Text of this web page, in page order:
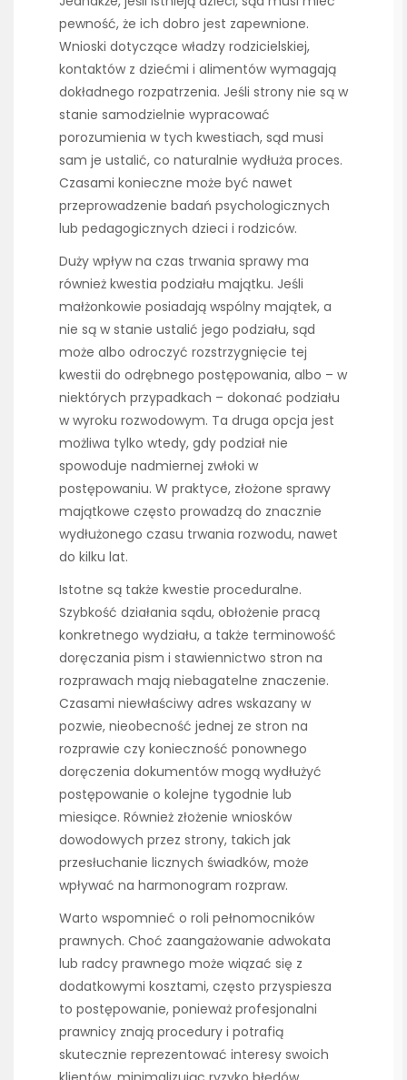
pewność, że ich dobro jest zapewnione.
Wnioski dotyczące władzy rodzicielskiej,
kontaktów z dziećmi i alimentów wymagają
dokładnego rozpatrzenia. Jeśli strony nie są w
stanie samodzielnie wypracować
porozumienia w tych kwestiach, sąd musi
sam je ustalić, co naturalnie wydłuża proces.
Czasami konieczne może być nawet
przeprowadzenie badań psychologicznych
lub pedagogicznych dzieci i rodziców.
Duży wpływ na czas trwania sprawy ma
również kwestia podziału majątku. Jeśli
małżonkowie posiadają wspólny majątek, a
nie są w stanie ustalić jego podziału, sąd
może albo odroczyć rozstrzygnięcie tej
kwestii do odrębnego postępowania, albo – w
niektórych przypadkach – dokonać podziału
w wyroku rozwodowym. Ta druga opcja jest
możliwa tylko wtedy, gdy podział nie
spowoduje nadmiernej zwłoki w
postępowaniu. W praktyce, złożone sprawy
majątkowe często prowadzą do znacznie
wydłużonego czasu trwania rozwodu, nawet
do kilku lat.
Istotne są także kwestie proceduralne.
Szybkość działania sądu, obłożenie pracą
konkretnego wydziału, a także terminowość
doręczania pism i stawiennictwo stron na
rozprawach mają niebagatelne znaczenie.
Czasami niewłaściwy adres wskazany w
pozwie, nieobecność jednej ze stron na
rozprawie czy konieczność ponownego
doręczenia dokumentów mogą wydłużyć
postępowanie o kolejne tygodnie lub
miesiące. Również złożenie wniosków
dowodowych przez strony, takich jak
przesłuchanie licznych świadków, może
wpływać na harmonogram rozpraw.
Warto wspomnieć o roli pełnomocników
prawnych. Choć zaangażowanie adwokata
lub radcy prawnego może wiązać się z
dodatkowymi kosztami, często przyspiesza
to postępowanie, ponieważ profesjonalni
prawnicy znają procedury i potrafią
skutecznie reprezentować interesy swoich